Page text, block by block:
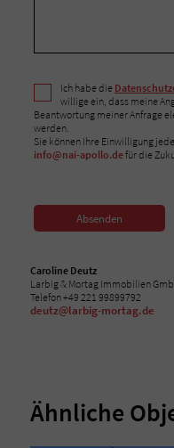
Ich habe die
willige ein, dass meine
Beantwortung meiner Anfrage
werden.
Sie können Ihre Einwilligung
info@nai-apollo.defür die
Absenden
Caroline Deutz
Larbig & Mortag Immobilien
Telefon +49 221 99899792
deutz@larbig-mortag.de
Ähnliche